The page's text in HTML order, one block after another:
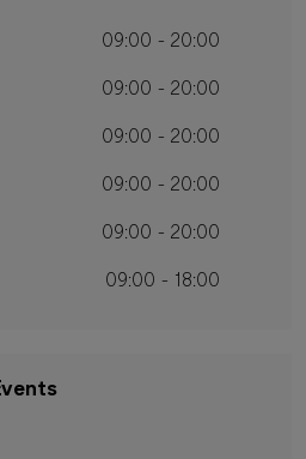
09:00 - 20:00
09:00 - 20:00
09:00 - 20:00
09:00 - 20:00
09:00 - 20:00
09:00 - 18:00